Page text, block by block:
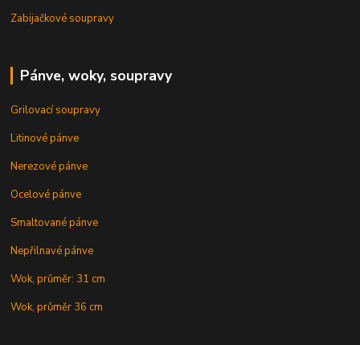
Zabijačkové soupravy
Pánve, woky, soupravy
Grilovací soupravy
Litinové pánve
Nerezové pánve
Ocelové pánve
Smaltované pánve
Nepřilnavé pánve
Wok, průměr: 31 cm
Wok, průměr 36 cm